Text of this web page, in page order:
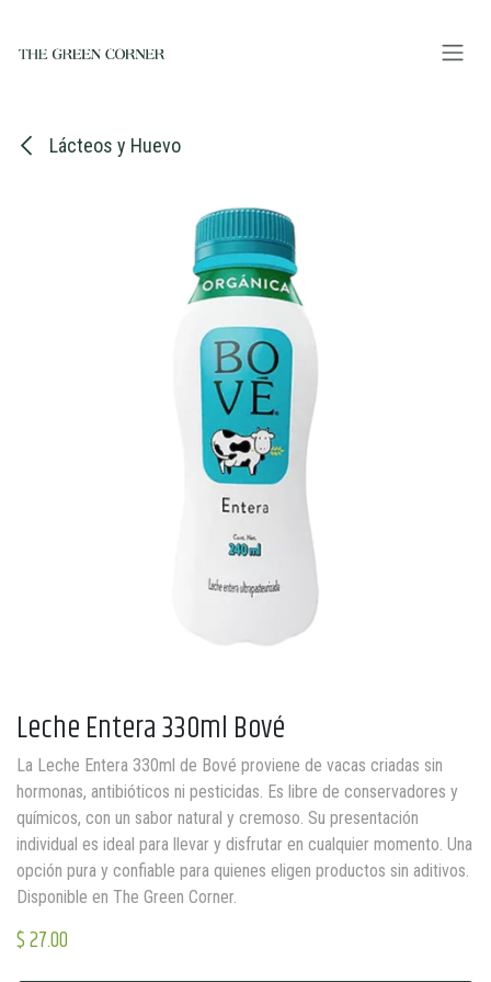
Lácteos y Huevo
Leche Entera 330ml Bové
La Leche Entera 330ml de Bové proviene de vacas criadas sin
hormonas, antibióticos ni pesticidas. Es libre de conservadores y
químicos, con un sabor natural y cremoso. Su presentación
individual es ideal para llevar y disfrutar en cualquier momento. Una
opción pura y confiable para quienes eligen productos sin aditivos.
Disponible en The Green Corner.
$27.00